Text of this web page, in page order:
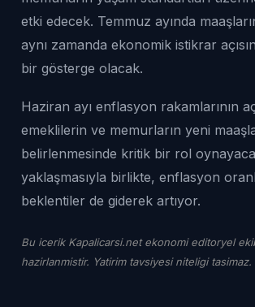
etki edecek. Temmuz ayında
aynı zamanda ekonomik istikrar
bir gösterge olacak.
Haziran ayı enflasyon rakamlarının
emeklilerin ve memurların yeni
belirlenmesinde kritik bir rol
yaklaşmasıyla birlikte, enflasyon
beklentiler de giderek artıyor.
Bu icerik Kapalicarsi.net ekonomi editoryel
hazirlanmistir. Yatirim tavsiyesi niteligi tasimaz.